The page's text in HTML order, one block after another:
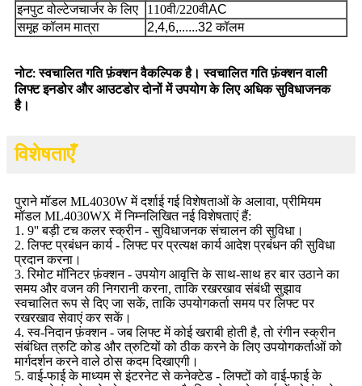
इनपुट वोल्टेजचार्जर के लिए 110वी/220वीAC
समूह कॉलम मात्रा
2,4,6,......32 कॉलम
नोट: स्वचालित गति फ़ंक्शन वैकल्पिक है। स्वचालित गति फ़ंक्शन वाली
लिफ्ट इनडोर और आउटडोर दोनों में उपयोग के लिए अधिक सुविधाजनक
है।
विशेषताएँ
पुराने मॉडल ML4030W में दर्शाई गई विशेषताओं के अलावा, प्रीमियम
मॉडल ML4030WX में निम्नलिखित नई विशेषताएं हैं:
1. 9'' बड़ी टच कलर स्क्रीन - सुविधाजनक संचालन की सुविधा।
2. लिफ्ट प्रबंधन कार्य - लिफ्ट पर प्रत्यक्ष कार्य आदेश प्रबंधन की सुविधा
प्रदान करना।
3. रिमोट मॉनिटर फ़ंक्शन - उपयोग आवृत्ति के साथ-साथ हर बार उठाने का
समय और वजन की निगरानी करना, ताकि रखरखाव संबंधी सुझाव
स्वचालित रूप से दिए जा सकें, ताकि उपयोगकर्ता समय पर लिफ्ट पर
रखरखाव सेवाएं कर सकें।
4. स्व-निदान फ़ंक्शन - जब लिफ्ट में कोई खराबी होती है, तो रंगीन स्क्रीन
संबंधित त्रुटि कोड और त्रुटियों को ठीक करने के लिए उपयोगकर्ताओं को
मार्गदर्शन करने वाले ठोस कदम दिखाएगी।
5. वाई-फाई के माध्यम से इंटरनेट से कनेक्टेड - लिफ्टों को वाई-फाई के